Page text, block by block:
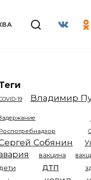
19 Владимир
Собянин
вакцина
дети дтп